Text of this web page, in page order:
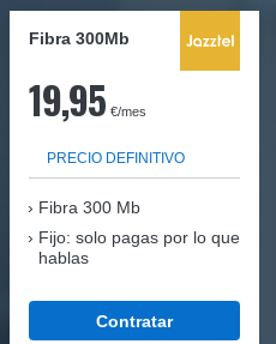
Fibra 300Mb
19,95 €/mes
PRECIO DEFINITIVO
Fibra 300 Mb
Fijo: solo pagas por lo que
hablas
Contratar